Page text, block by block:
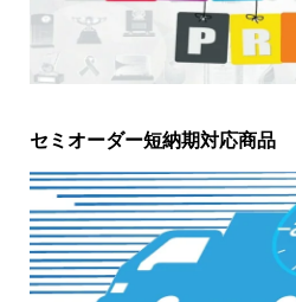
セミオーダー短納期対応商品